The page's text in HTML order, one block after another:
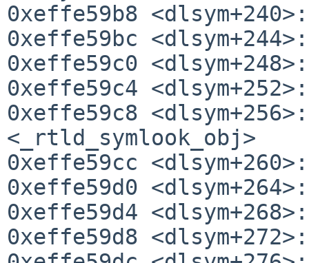
0xeffe59b8
0xeffe59bc
0xeffe59c0
0xeffe59c4
0xeffe59c8
<_rtld_symlook_obj>
0xeffe59cc
0xeffe59d0
0xeffe59d4
0xeffe59d8